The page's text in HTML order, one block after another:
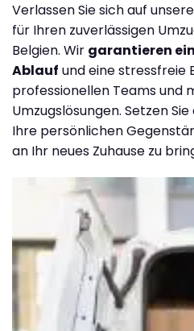
Verlassen Sie sich auf
für Ihren zuverlässigen
Belgien. Wir garantieren
Ablauf und eine stressfreie
professionellen Teams und
Umzugslösungen. Setzen
Ihre persönlichen
an Ihr neues Zuhause zu